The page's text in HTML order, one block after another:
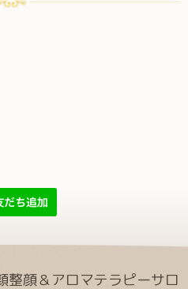
顔＆アロマテラピーサロ